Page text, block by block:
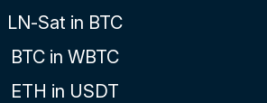
LN-Sat in BTC
BTC in WBTC
ETH in USDT